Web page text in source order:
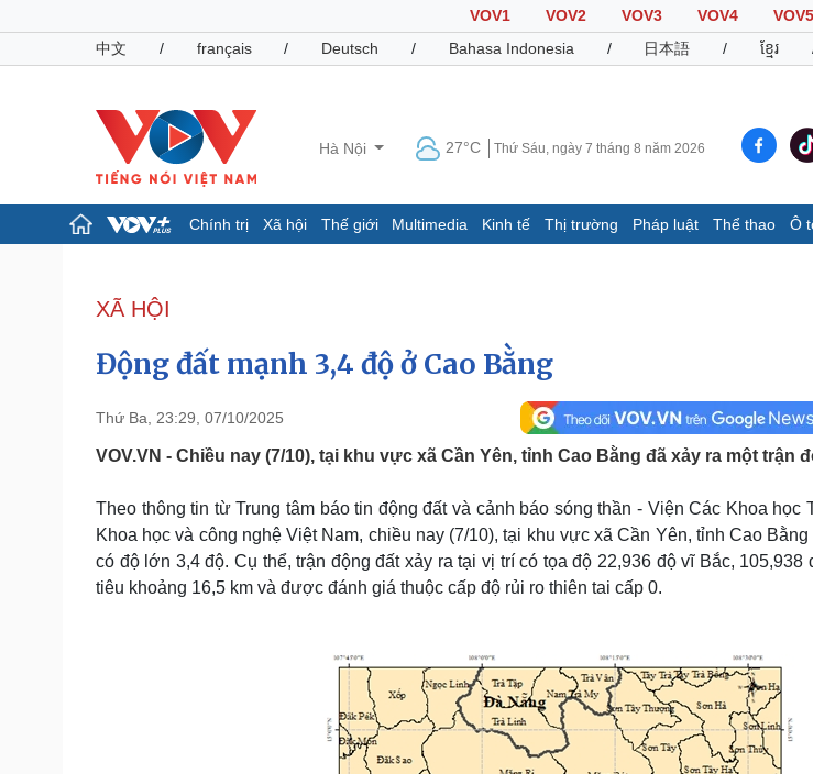
VOV1 VOV2 VOV3 VOV4 VOV5
中文
/ français / Deutsch / Bahasa Indonesia / 日本語 / ខ្មែរ
Hà Nội 27°C Thứ Sáu, ngày 7 tháng 8 năm 2026
Chính trị Xã hội Thế giới Multimedia Kinh tế Thị trường Pháp luật Thể thao Ô
Đảng
Tổ chức nhân sự
Nhận diện sự thật
Dấu ấn VOV
Pháp luật
Tin nóng
Tư vấn luật
Quân sự - Quốc phòng
Việt Nam
Phân tích
Thể thao
Lịch thi đấu bóng đá
Thế giới thể thao
eSports
Hậu trường
Ô tô -
Xe máy
Tư vấn
Blog
Tình yêu - Gia đình
Văn học
Âm nhạc
Di sản
Thời
Sao Việt
XÃ HỘI
Động đất mạnh 3,4 độ ở Cao Bằng
Thứ Ba, 23:29, 07/10/2025
VOV.VN - Chiều nay (7/10), tại khu vực xã Cần Yên, tỉnh Cao Bằng đã xảy ra một trận
Theo thông tin từ Trung tâm báo tin động đất và cảnh báo sóng thần - Viện Các Khoa học
Khoa học và công nghệ Việt Nam, chiều nay (7/10), tại khu vực xã Cần Yên, tỉnh Cao
có độ lớn 3,4 độ. Cụ thể, trận động đất xảy ra tại vị trí có tọa độ 22,936 độ vĩ Bắc,
tiêu khoảng 16,5 km và được đánh giá thuộc cấp độ rủi ro thiên tai cấp 0.